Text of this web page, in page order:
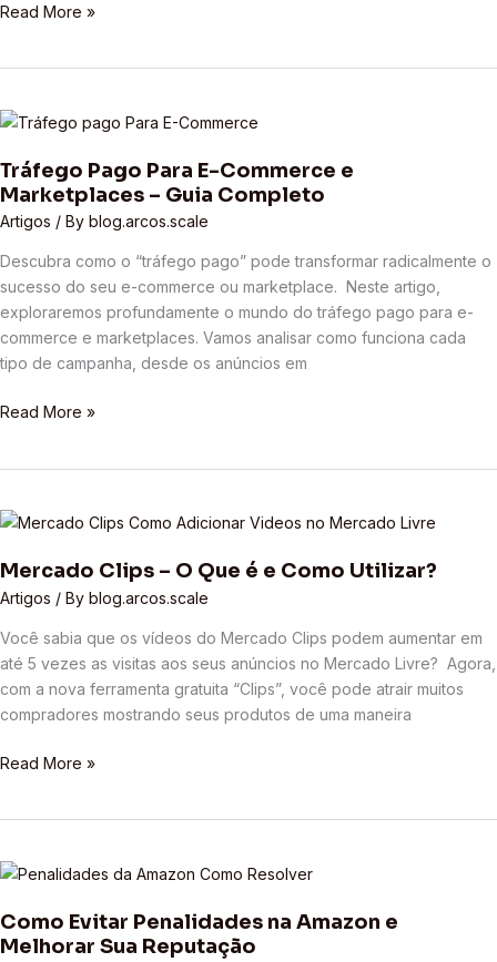
Read More »
Tráfego Pago Para E-Commerce e
Marketplaces – Guia Completo
Artigos / By blog.arcos.scale
Descubra como o “tráfego pago” pode transformar radicalmente o
sucesso do seu e-commerce ou marketplace. Neste artigo,
exploraremos profundamente o mundo do tráfego pago para e-
commerce e marketplaces. Vamos analisar como funciona cada
tipo de campanha, desde os anúncios em
Tráfego
Para
E-
Commerce
Marketplaces
–
Guia
Completo
Read More »
Mercado Clips – O Que é e Como Utilizar?
Artigos / By blog.arcos.scale
Você sabia que os vídeos do Mercado Clips podem aumentar em
até 5 vezes as visitas aos seus anúncios no Mercado Livre? Agora,
com a nova ferramenta gratuita “Clips”, você pode atrair muitos
compradores mostrando seus produtos de uma maneira
Mercado
–
O
é
e
Como
Utilizar?
Read More »
Como Evitar Penalidades na Amazon e
Melhorar Sua Reputação
Como
Penalidades
na